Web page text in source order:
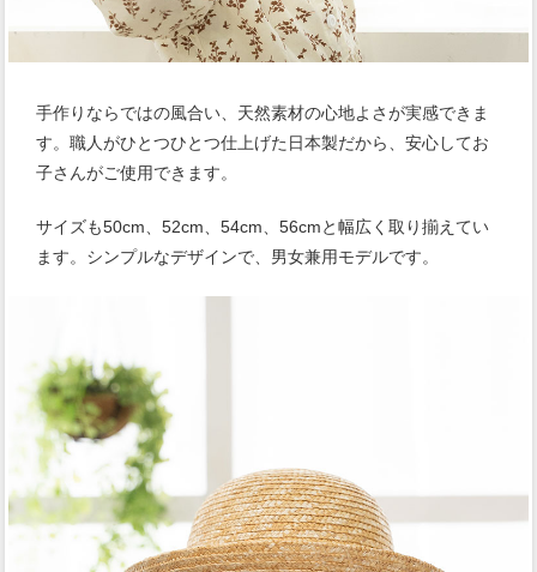
手作りならではの風合い、天然素材の心地よさが実感できま
す。職人がひとつひとつ仕上げた日本製だから、安心してお
子さんがご使用できます。
サイズも50cm、52cm、54cm、56cmと幅広く取り揃えてい
ます。シンプルなデザインで、男女兼用モデルです。